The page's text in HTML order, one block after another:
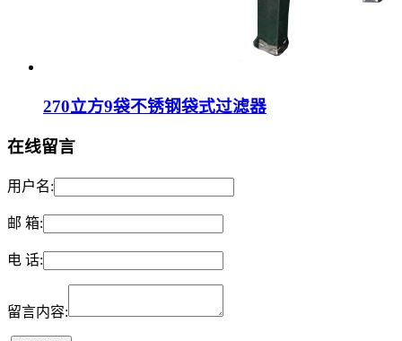
270立方9袋不锈钢袋式过滤器
在线留言
用户名:
邮 箱:
电 话:
留言内容: